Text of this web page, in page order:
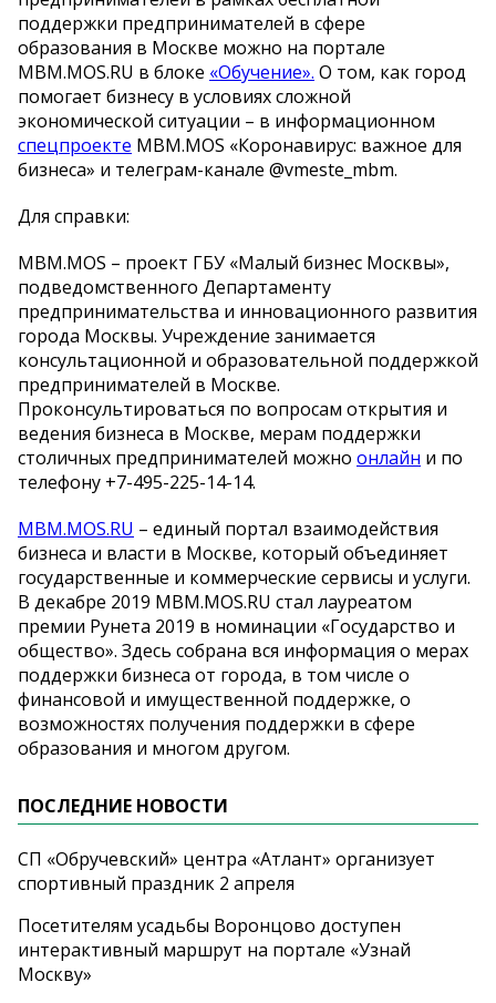
поддержки предпринимателей в сфере
образования в Москве можно на портале
MBM.MOS.RU в блоке «Обучение». О том, как город
помогает бизнесу в условиях сложной
экономической ситуации – в информационном
спецпроекте MBM.MOS «Коронавирус: важное для
бизнеса» и телеграм-канале @vmeste_mbm.
Для справки:
MBM.MOS – проект ГБУ «Малый бизнес Москвы»,
подведомственного Департаменту
предпринимательства и инновационного развития
города Москвы. Учреждение занимается
консультационной и образовательной поддержкой
предпринимателей в Москве.
Проконсультироваться по вопросам открытия и
ведения бизнеса в Москве, мерам поддержки
столичных предпринимателей можно онлайн и по
телефону +7-495-225-14-14.
MBM.MOS.RU – единый портал взаимодействия
бизнеса и власти в Москве, который объединяет
государственные и коммерческие сервисы и услуги.
В декабре 2019 MBM.MOS.RU стал лауреатом
премии Рунета 2019 в номинации «Государство и
общество». Здесь собрана вся информация о мерах
поддержки бизнеса от города, в том числе о
финансовой и имущественной поддержке, о
возможностях получения поддержки в сфере
образования и многом другом.
ПОСЛЕДНИЕ НОВОСТИ
СП «Обручевский» центра «Атлант» организует
спортивный праздник 2 апреля
Посетителям усадьбы Воронцово доступен
интерактивный маршрут на портале «Узнай
Москву»